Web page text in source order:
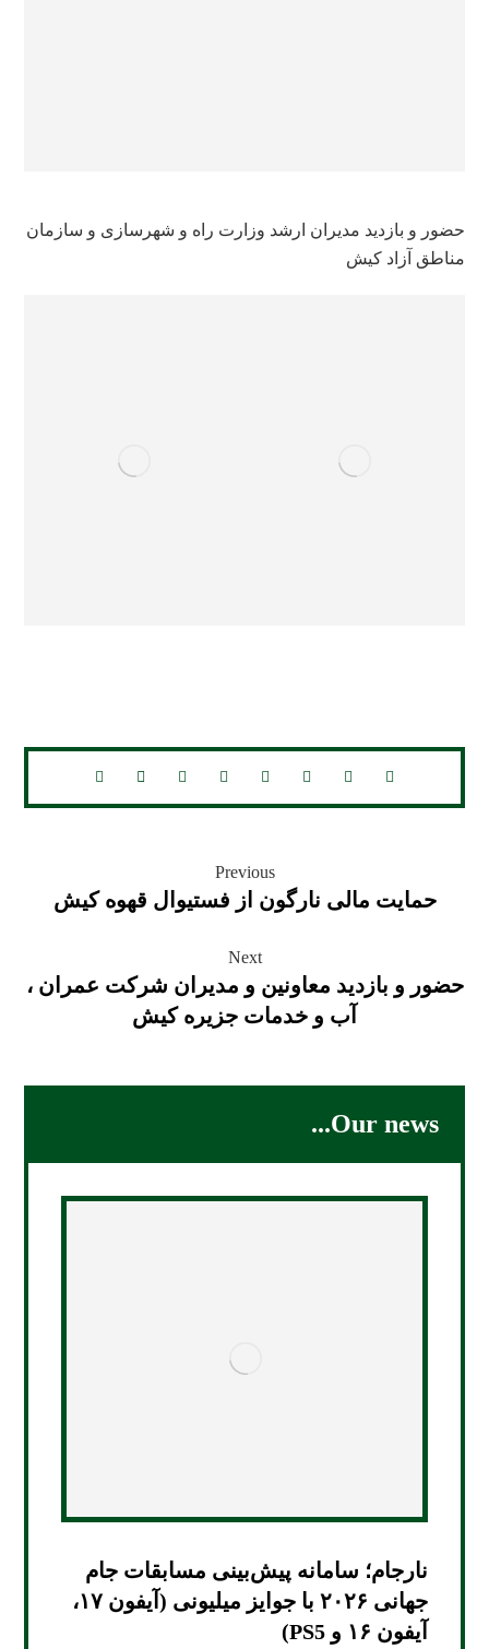
حضور و بازدید مدیران ارشد وزارت راه و شهرسازی و سازمان
مناطق آزاد کیش
Previous
حمایت مالی نارگون از فستیوال قهوه کیش
Next
حضور و بازدید معاونین و مدیران شرکت عمران ،
آب و خدمات جزیره کیش
Our news...
نارجام؛ سامانه پیش‌بینی مسابقات جام
جهانی ۲۰۲۶ با جوایز میلیونی (آیفون ۱۷،
آیفون ۱۶ و PS5)